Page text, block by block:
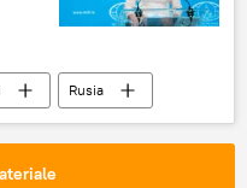
Rusia